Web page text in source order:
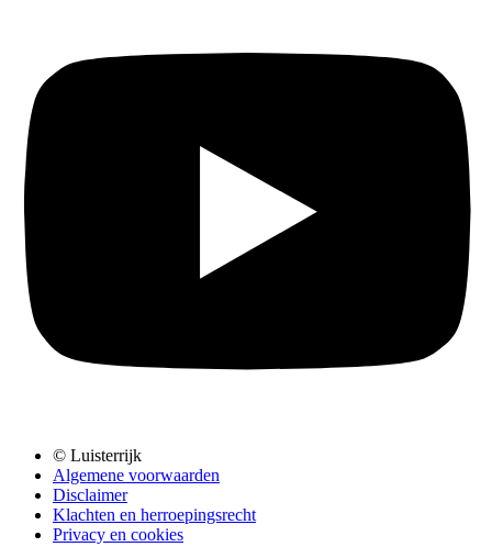
© Luisterrijk
Algemene voorwaarden
Disclaimer
Klachten en herroepingsrecht
Privacy en cookies